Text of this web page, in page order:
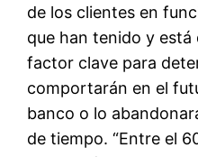
de los clientes en
que han tenido y está
factor clave para
comportarán en el
banco o lo
de tiempo. “Entre el